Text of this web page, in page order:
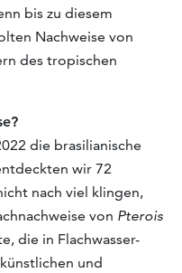
bis zu diesem
Nachweise von
des tropischen
die brasilianische
wir 72
nach viel klingen,
von Pterois
die in Flachwasser-
und